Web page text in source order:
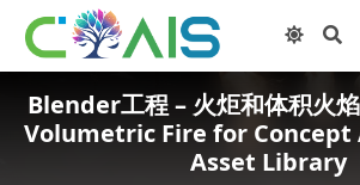
Blender工程 – 火炬和体积火
Volumetric Fire for Concept
Asset Library